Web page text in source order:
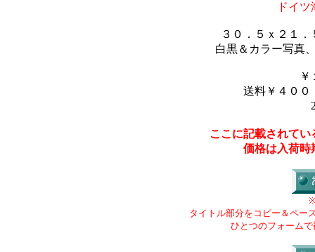
ドイ
３０．５ｘ２１
白黒＆カラー写真
送料￥４００
ここに記載されて
価格は入荷時
タイトル部分をコピー＆ペー
ひとつのフォーム